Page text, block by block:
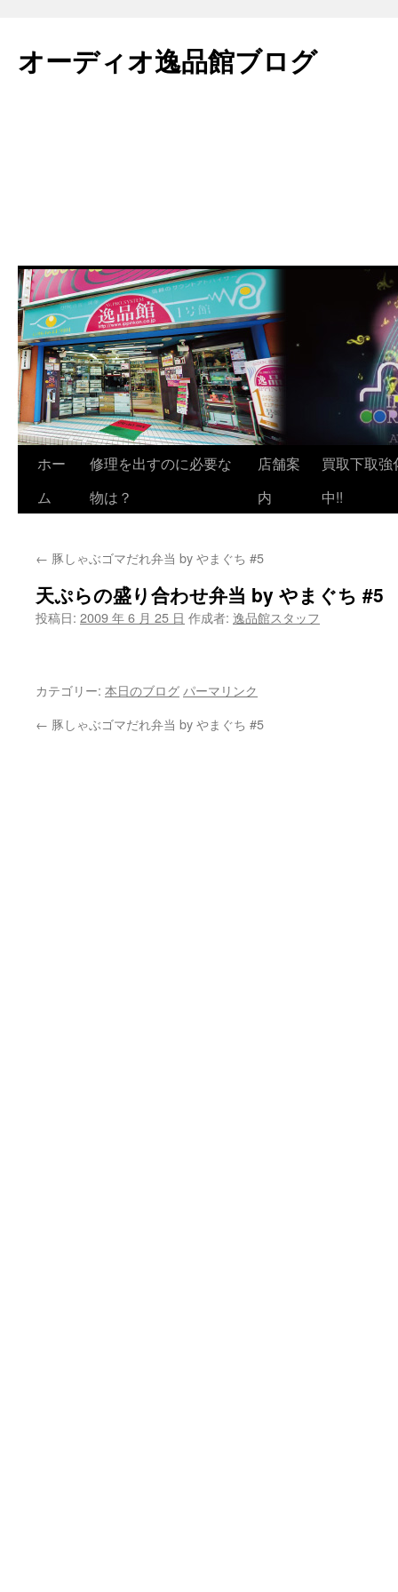
テ
ン
オーディオ逸品館ブログ
ホー
ム
修理を出すのに必要な
物は？
店舗案
内
買取下取強
中!!
← 豚しゃぶゴマだれ弁当 by やまぐち #5
天ぷらの盛り合わせ弁当 by やまぐち #5
投稿日: 2009 年 6 月 25 日 作成者: 逸品館スタッフ
カテゴリー: 本日のブログ パーマリンク
← 豚しゃぶゴマだれ弁当 by やまぐち #5